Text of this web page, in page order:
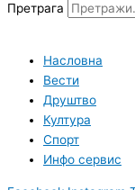
Претрага
Насловна
Вести
Друштво
Култура
Спорт
Инфо сервис